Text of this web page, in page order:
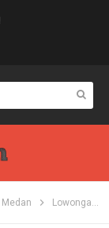
Lowongan Kerja SMA